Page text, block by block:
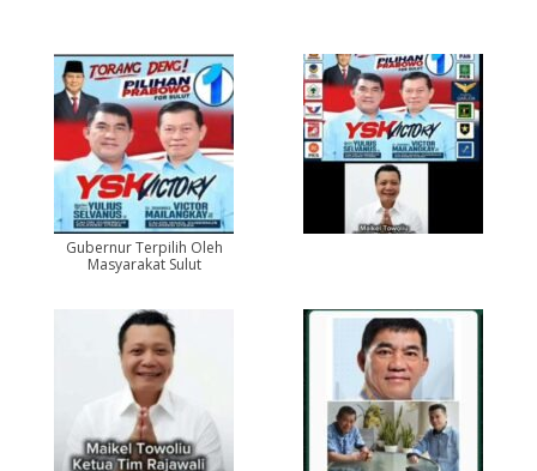
Gubernur Terpilih Oleh
Masyarakat Sulut